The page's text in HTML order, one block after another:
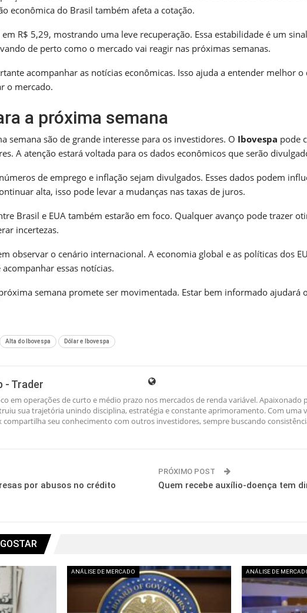
econômica do Brasil também afeta a cotação.
R$ 5,29, mostrando uma leve recuperação. Essa estabilidade é um
de perto como o mercado vai reagir nas próximas semanas.
acompanhar as notícias econômicas. Isso ajuda a entender melhor
o mercado.
a próxima semana
semana são de grande interesse para os investidores. O Ibovespa pode
A atenção estará voltada para os dados econômicos que serão
de emprego e inflação sejam divulgados. Esses dados podem
alta, isso pode levar a mudanças nas taxas de juros.
Brasil e EUA também estarão em foco. Qualquer avanço pode trazer
incertezas.
observar o cenário internacional. A economia global e as políticas dos
essas notícias.
semana promete ser movimentada. Estar bem informado ajudará
Alta do Ibovespa Dólar e Ibovespa
- Trader
em operações de curto e médio prazo nos mercados de renda variável. Apaixonado
sua trajetória unindo disciplina, estratégia e constante aprimoramento. Com uma
compartilha seu conhecimento com outros investidores, sempre buscando
por abusos no crédito
PRÓXIMO POST
Quem recebe auxílio-doença tem
ANÁLISE DE MERCADO ANÁLISE DE